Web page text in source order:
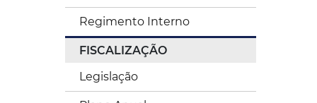
Regimento Interno
FISCALIZAÇÃO
Legislação